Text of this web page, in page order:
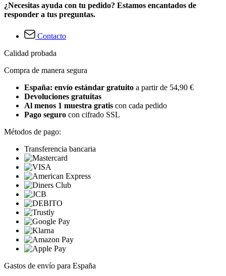
¿Necesitas ayuda con tu pedido? Estamos encantados de
responder a tus preguntas.
Contacto
Calidad probada
Compra de manera segura
España: envío estándar gratuito a partir de 54,90 €
Devoluciones gratuitas
Al menos 1 muestra gratis con cada pedido
Pago seguro con cifrado SSL
Métodos de pago:
Transferencia bancaria
Gastos de envío para España